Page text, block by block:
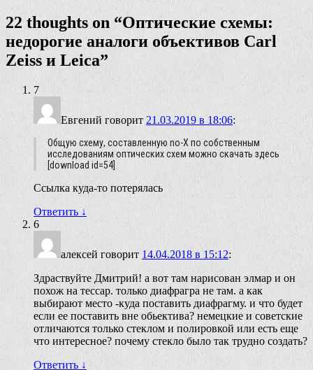
22 thoughts on “Оптические схемы:
недорогие аналоги объективов Carl
Zeiss и Leica”
7
Евгений говорит 21.03.2019 в 18:06:
Общую схему, составленную no-X по собственным
исследованиям оптических схем можно скачать здесь
[download id=54]
Ссылка куда-то потерялась
Ответить ↓
6
алексей говорит 14.04.2018 в 15:12:
Здраствуйте Дмитрий! а вот там нарисован элмар и он
похож на тессар. только диафрагра не там. а как
выбирают место -куда поставить диафрагму. и что будет
если ее поставить вне обьектива? немецкие и советские
отличаются только стеклом и полировкой или есть еще
что интересное? почему стекло было так трудно создать?
Ответить ↓